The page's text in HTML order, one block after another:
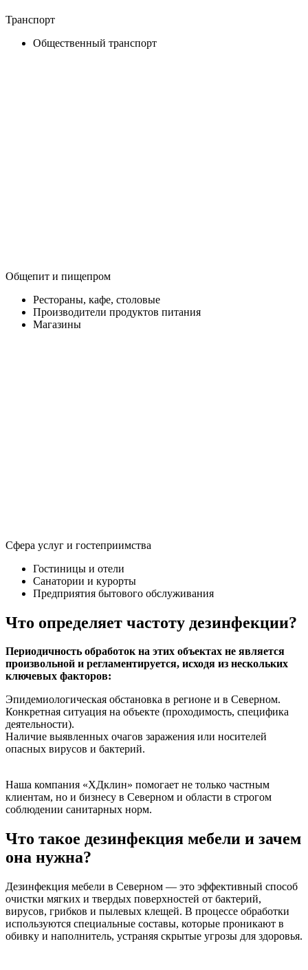
Транспорт
Общественный транспорт
Общепит и пищепром
Рестораны, кафе, столовые
Производители продуктов питания
Магазины
Сфера услуг и гостеприимства
Гостиницы и отели
Санатории и курорты
Предприятия бытового обслуживания
Что определяет частоту дезинфекции?
Периодичность обработок на этих объектах не является
произвольной и регламентируется, исходя из нескольких
ключевых факторов:
Эпидемиологическая обстановка в регионе и в Северном.
Конкретная ситуация на объекте (проходимость, специфика
деятельности).
Наличие выявленных очагов заражения или носителей
опасных вирусов и бактерий.
Наша компания «ХДклин» помогает не только частным
клиентам, но и бизнесу в Северном и области в строгом
соблюдении санитарных норм.
Что такое дезинфекция мебели и зачем
она нужна?
Дезинфекция мебели в Северном — это эффективный способ
очистки мягких и твердых поверхностей от бактерий,
вирусов, грибков и пылевых клещей. В процессе обработки
используются специальные составы, которые проникают в
обивку и наполнитель, устраняя скрытые угрозы для здоровья.